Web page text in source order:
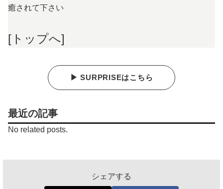
癒されて下さい
[トップへ]
▶ SURPRISEはこちら
最近の記事
No related posts.
シェアする